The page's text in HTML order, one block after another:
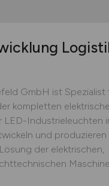
GmbH ist Spezialist
kompletten
Industrieleuchten
und produzieren
der elektrischen,